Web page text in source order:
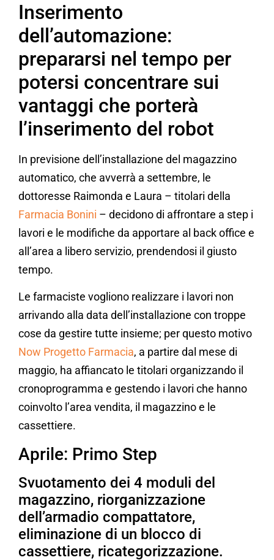
Inserimento
dell’automazione:
prepararsi nel tempo per
potersi concentrare sui
vantaggi che porterà
l’inserimento del robot
In previsione dell’installazione del magazzino
automatico, che avverrà a settembre, le
dottoresse Raimonda e Laura – titolari della
Farmacia Bonini – decidono di affrontare a step i
lavori e le modifiche da apportare al back office e
all’area a libero servizio, prendendosi il giusto
tempo.
Le farmaciste vogliono realizzare i lavori non
arrivando alla data dell’installazione con troppe
cose da gestire tutte insieme; per questo motivo
Now Progetto Farmacia, a partire dal mese di
maggio, ha affiancato le titolari organizzando il
cronoprogramma e gestendo i lavori che hanno
coinvolto l’area vendita, il magazzino e le
cassettiere.
Aprile: Primo Step
Svuotamento dei 4 moduli del
magazzino, riorganizzazione
dell’armadio compattatore,
eliminazione di un blocco di
cassettiere, ricategorizzazione.